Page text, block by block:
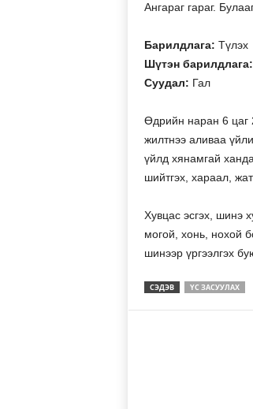
Ангараг гараг.
Барилдлага: Түлэх
Шүтэн барилдлага:
Суудал: Гал
Өдрийн наран 6 цаг
жилтнээ аливаа
үйлд хянамгай
шийтгэх, хараал,
Хувцас эсгэх, шинэ
могой, хонь, нохой
шинээр үргээлгэх
СЭДЭВ ҮС ЗАСУУЛАХ